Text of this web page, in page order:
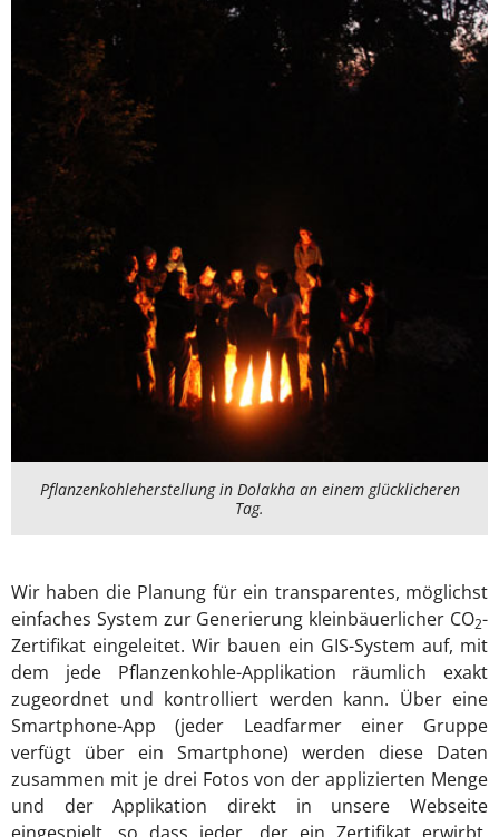
Pflanzenkohleherstellung in Dolakha an einem glücklicheren
Tag.
Wir haben die Planung für ein transparentes, möglichst
einfaches System zur Generierung kleinbäuerlicher CO2-
Zertifikat eingeleitet. Wir bauen ein GIS-System auf, mit
dem jede Pflanzenkohle-Applikation räumlich exakt
zugeordnet und kontrolliert werden kann. Über eine
Smartphone-App (jeder Leadfarmer einer Gruppe
verfügt über ein Smartphone) werden diese Daten
zusammen mit je drei Fotos von der applizierten Menge
und der Applikation direkt in unsere Webseite